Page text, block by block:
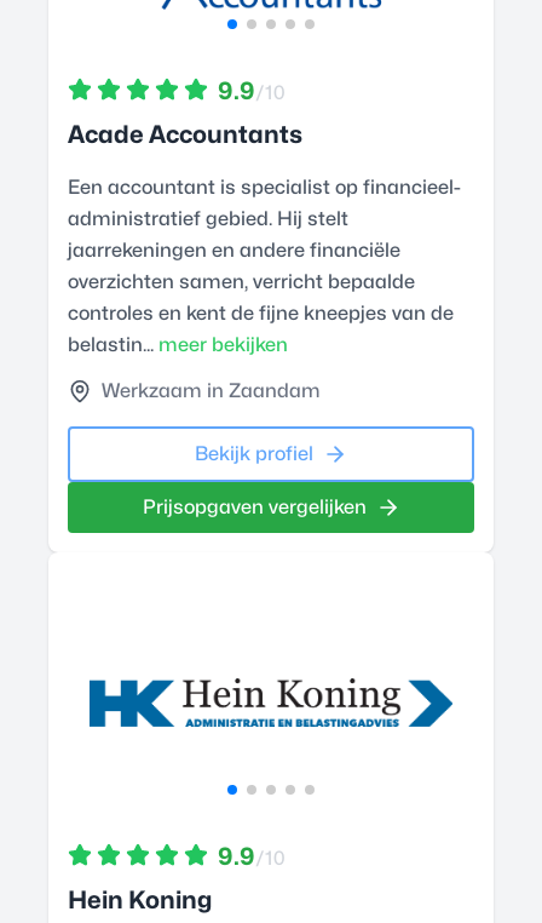
9.9/10
Acade Accountants
Een accountant is specialist op financieel-
administratief gebied. Hij stelt
jaarrekeningen en andere financiële
overzichten samen, verricht bepaalde
controles en kent de fijne kneepjes van de
belastin... meer bekijken
Werkzaam in Zaandam
Bekijk profiel
Prijsopgaven vergelijken
9.9/10
Hein Koning